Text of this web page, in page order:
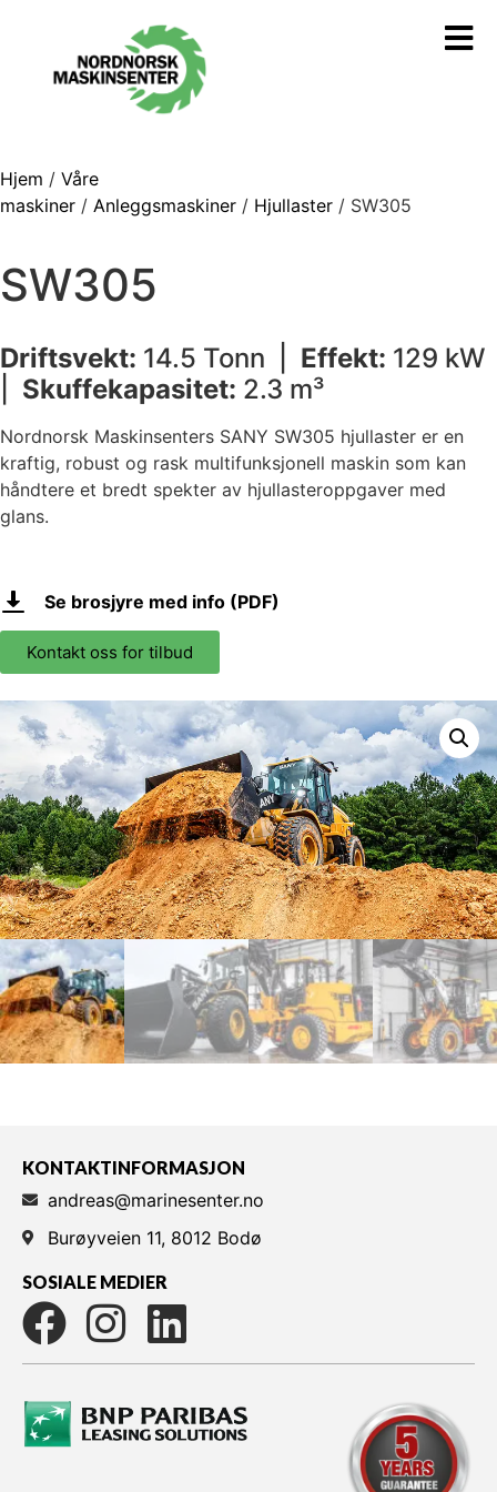
Hjem / Våre
maskiner / Anleggsmaskiner / Hjullaster / SW305
SW305
Driftsvekt: 14.5 Tonn | Effekt: 129 kW
Skuffekapasitet: 2.3 m³
Nordnorsk Maskinsenters SANY SW305 hjullaster er en
kraftig, robust og rask multifunksjonell maskin som kan
håndtere et bredt spekter av hjullasteroppgaver med
glans.
Se brosjyre med info (PDF)
Kontakt oss for tilbud
KONTAKTINFORMASJON
andreas@marinesenter.no
Burøyveien 11, 8012 Bodø
SOSIALE MEDIER